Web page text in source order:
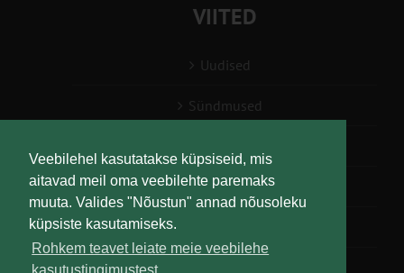
Veebilehel kasutatakse küpsiseid, mis
aitavad meil oma veebilehte paremaks
muuta. Valides "Nõustun" annad nõusoleku
küpsiste kasutamiseks.
Rohkem teavet leiate meie veebilehe
VIITED
Uudised
Sündmused
Teabesalv
Liitu uudiskirjaga